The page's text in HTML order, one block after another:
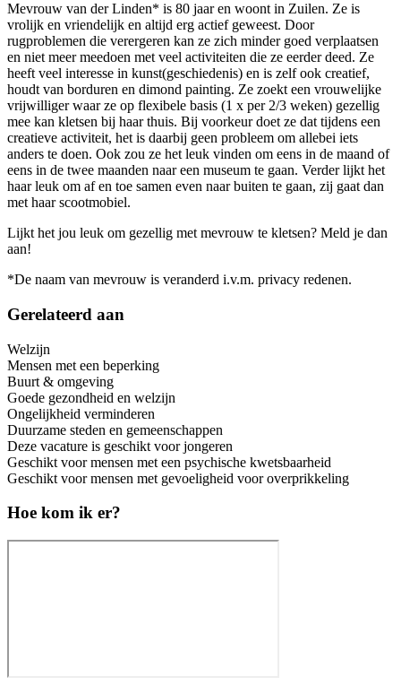
Mevrouw van der Linden* is 80 jaar en woont in Zuilen. Ze is
vrolijk en vriendelijk en altijd erg actief geweest. Door
rugproblemen die verergeren kan ze zich minder goed verplaatsen
en niet meer meedoen met veel activiteiten die ze eerder deed. Ze
heeft veel interesse in kunst(geschiedenis) en is zelf ook creatief,
houdt van borduren en dimond painting. Ze zoekt een vrouwelijke
vrijwilliger waar ze op flexibele basis (1 x per 2/3 weken) gezellig
mee kan kletsen bij haar thuis. Bij voorkeur doet ze dat tijdens een
creatieve activiteit, het is daarbij geen probleem om allebei iets
anders te doen. Ook zou ze het leuk vinden om eens in de maand of
eens in de twee maanden naar een museum te gaan. Verder lijkt het
haar leuk om af en toe samen even naar buiten te gaan, zij gaat dan
met haar scootmobiel.
Lijkt het jou leuk om gezellig met mevrouw te kletsen? Meld je dan
aan!
*De naam van mevrouw is veranderd i.v.m. privacy redenen.
Gerelateerd aan
Welzijn
Mensen met een beperking
Buurt & omgeving
Goede gezondheid en welzijn
Ongelijkheid verminderen
Duurzame steden en gemeenschappen
Deze vacature is geschikt voor jongeren
Geschikt voor mensen met een psychische kwetsbaarheid
Geschikt voor mensen met gevoeligheid voor overprikkeling
Hoe kom ik er?